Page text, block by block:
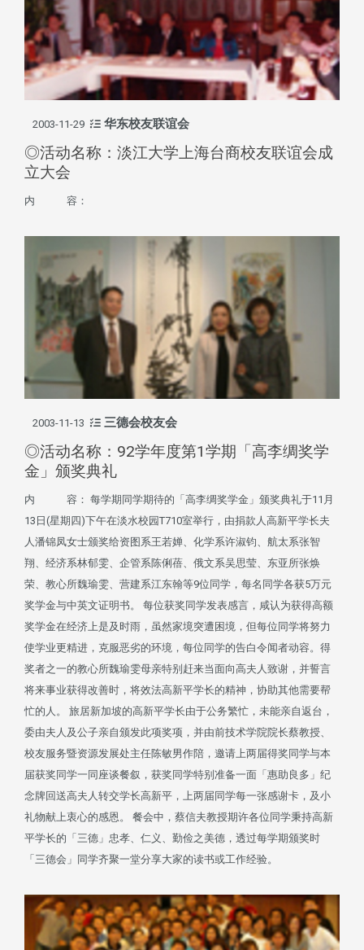
2003-11-29 华东校友联谊会
◎活动名称：淡江大学上海台商校友联谊会成
立大会
内 容：
2003-11-13 三德会校友会
◎活动名称：92学年度第1学期「高李绸奖学
金」颁奖典礼
内 容： 每学期同学期待的「高李绸奖学金」颁奖典礼于11月
13日(星期四)下午在淡水校园T710室举行，由捐款人高新平学长夫
人潘锦凤女士颁奖给资图系王若婵、化学系许淑钧、航太系张智
翔、经济系林郁雯、企管系陈俐蓓、俄文系吴思莹、东亚所张焕
荣、教心所魏瑜雯、营建系江东翰等9位同学，每名同学各获5万元
奖学金与中英文证明书。 每位获奖同学发表感言，咸认为获得高额
奖学金在经济上是及时雨，虽然家境突遭困境，但每位同学将努力
使学业更精进，克服恶劣的环境，每位同学的告白令闻者动容。得
奖者之一的教心所魏瑜雯母亲特别赶来当面向高夫人致谢，并誓言
将来事业获得改善时，将效法高新平学长的精神，协助其他需要帮
忙的人。 旅居新加坡的高新平学长由于公务繁忙，未能亲自返台，
委由夫人及公子亲自颁发此项奖项，并由前技术学院院长蔡教授、
校友服务暨资源发展处主任陈敏男作陪，邀请上两届得奖同学与本
届获奖同学一同座谈餐叙，获奖同学特别准备一面「惠助良多」纪
念牌回送高夫人转交学长高新平，上两届同学每一张感谢卡，及小
礼物献上衷心的感恩。 餐会中，蔡信夫教授期许各位同学秉持高新
平学长的「三德」忠孝、仁义、勤俭之美德，透过每学期颁奖时
「三德会」同学齐聚一堂分享大家的读书或工作经验。